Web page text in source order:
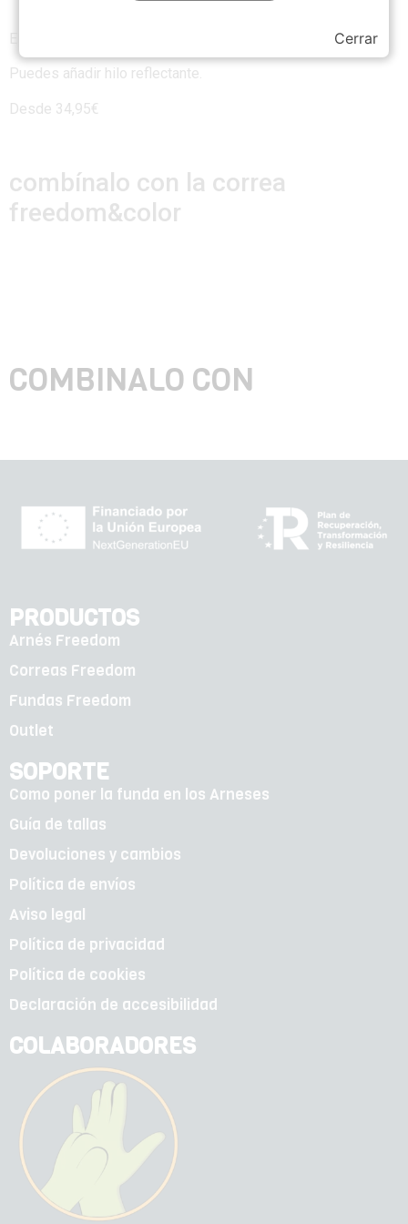
Puedes añadir hilo reflectante.
Desde 34,95€
combínalo con la correa
freedom&color
COMBINALO CON
PRODUCTOS
Arnés Freedom
Correas Freedom
Fundas Freedom
Outlet
SOPORTE
Como poner la funda en los Arneses
Guía de tallas
Devoluciones y cambios
Política de envíos
Aviso legal
Política de privacidad
Política de cookies
Declaración de accesibilidad
COLABORADORES
Cerrar